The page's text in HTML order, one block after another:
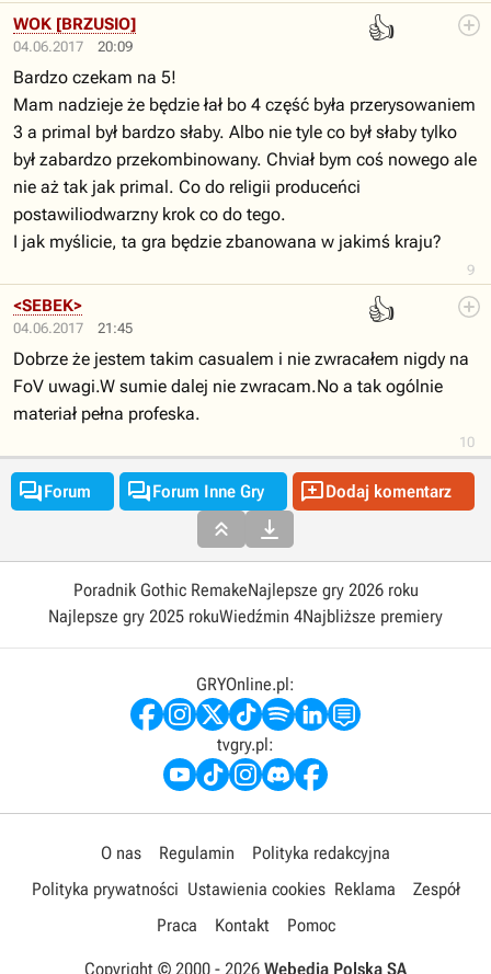
04.06.2017 20:09
👍
9
WOK [BRZUSIO]
Bardzo czekam na 5!
Mam nadzieje że będzie łał bo 4 część była przerysowaniem
3 a primal był bardzo słaby. Albo nie tyle co był słaby tylko
był zabardzo przekombinowany. Chviał bym coś nowego ale
nie aż tak jak primal. Co do religii produceńci
postawiliodwarzny krok co do tego.
I jak myślicie, ta gra będzie zbanowana w jakimś kraju?
04.06.2017 21:45
👍
10
<SEBEK>
Dobrze że jestem takim casualem i nie zwracałem nigdy na
FoV uwagi.W sumie dalej nie zwracam.No a tak ogólnie
materiał pełna profeska.
Forum Forum Inne Gry Dodaj komentarz
 
Poradnik Gothic RemakeNajlepsze gry 2026 roku
Najlepsze gry 2025 rokuWiedźmin 4Najbliższe premiery
GRYOnline.pl:
tvgry.pl:
O nas Regulamin
Polityka redakcyjna
Polityka prywatności Ustawienia cookies Reklama
Zespół
Praca
Kontakt Pomoc
Copyright © 2000 - 2026 Webedia Polska SA